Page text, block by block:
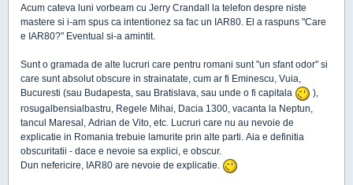
Acum cateva luni vorbeam cu Jerry Crandall la telefon despre niste
mastere si i-am spus ca intentionez sa fac un IAR80. El a raspuns "Care
e IAR80?" Eventual si-a amintit.
Sunt o gramada de alte lucruri care pentru romani sunt "un sfant odor" si
care sunt absolut obscure in strainatate, cum ar fi Eminescu, Vuia,
Bucuresti (sau Budapesta, sau Bratislava, sau unde o fi capitala
),
rosugalbensialbastru, Regele Mihai, Dacia 1300, vacanta la Neptun,
tancul Maresal, Adrian de Vito, etc. Lucruri care nu au nevoie de
explicatie in Romania trebuie lamurite prin alte parti. Aia e definitia
obscuritatii - dace e nevoie sa explici, e obscur.
Dun nefericire, IAR80 are nevoie de explicatie.